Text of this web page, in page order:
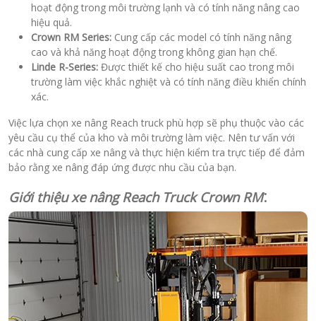
hoạt động trong môi trường lạnh và có tính năng nâng cao
hiệu quả.
Crown RM Series: Cung cấp các model có tính năng nâng
cao và khả năng hoạt động trong không gian hạn chế.
Linde R-Series: Được thiết kế cho hiệu suất cao trong môi
trường làm việc khắc nghiệt và có tính năng điều khiển chính
xác.
Việc lựa chọn xe nâng Reach truck phù hợp sẽ phụ thuộc vào các
yêu cầu cụ thể của kho và môi trường làm việc. Nên tư vấn với
các nhà cung cấp xe nâng và thực hiện kiểm tra trực tiếp để đảm
bảo rằng xe nâng đáp ứng được nhu cầu của bạn.
Giới thiệu xe nâng Reach Truck Crown RM: